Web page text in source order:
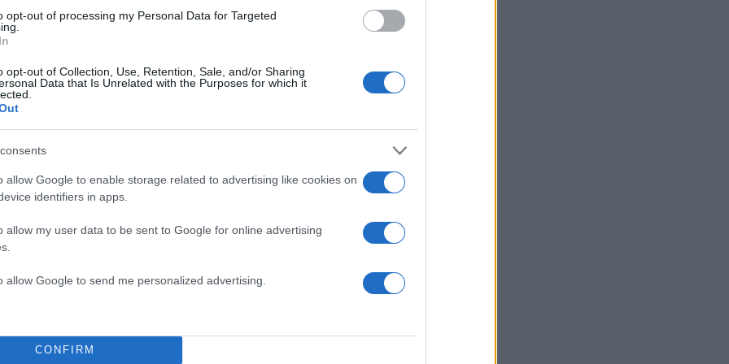
opt-out of processing my Personal Data for Targeted
opt-out of Collection, Use, Retention, Sale, and/or Sharing
Data that Is Unrelated with the Purposes for which it
allow Google to enable storage related to advertising like cookies on
identifiers in apps.
allow my user data to be sent to Google for online advertising
allow Google to send me personalized advertising.
CONFIRM
τέρατα. Σε μια παράσταση μου είχε γράψει ένας
δυνατόν, να κουνιέται σαν να είναι 1.80, το 1.50 μέτρο;”.
κακία μέσα σου;”. Έπαψα κι εγώ να διαβάζω, βέβαια, τα
Γιατί να μπαίνω να διαβάζω και να επηρεάζεται ο ψυχισμός
Φωτοπούλου.